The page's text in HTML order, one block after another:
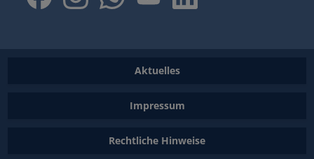
Aktuelles
Impressum
Rechtliche Hinweise